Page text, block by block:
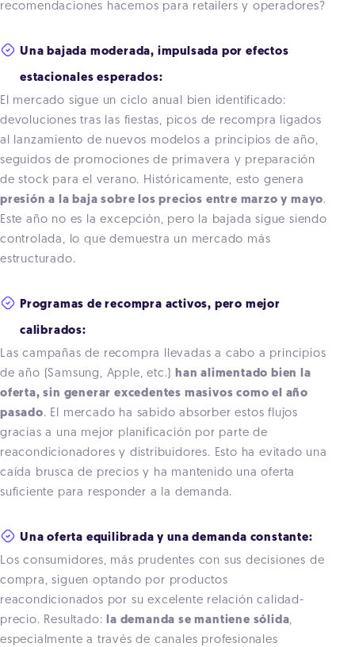
recomendaciones hacemos para retailers y operadores?
Una bajada moderada, impulsada por efectos
estacionales esperados:
El mercado sigue un ciclo anual bien identificado:
devoluciones tras las fiestas, picos de recompra ligados
al lanzamiento de nuevos modelos a principios de año,
seguidos de promociones de primavera y preparación
de stock para el verano. Históricamente, esto genera
presión a la baja sobre los precios entre marzo y mayo.
Este año no es la excepción, pero la bajada sigue siendo
controlada, lo que demuestra un mercado más
estructurado.
Programas de recompra activos, pero mejor
calibrados:
Las campañas de recompra llevadas a cabo a principios
de año (Samsung, Apple, etc.)han alimentado bien la
oferta, sin generar excedentes masivos como el año
pasado. El mercado ha sabido absorber estos flujos
gracias a una mejor planificación por parte de
reacondicionadores y distribuidores. Esto ha evitado una
caída brusca de precios y ha mantenido una oferta
suficiente para responder a la demanda.
Una oferta equilibrada y una demanda constante:
Los consumidores, más prudentes con sus decisiones de
compra, siguen optando por productos
reacondicionados por su excelente relación calidad-
precio. Resultado:la demanda se mantiene sólida,
especialmente a través de canales profesionales